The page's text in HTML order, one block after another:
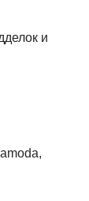
и